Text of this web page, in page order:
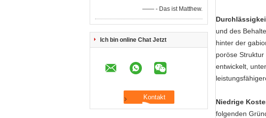
—— - Das ist Matthew.
Ich bin online Chat Jetzt
und des
hinter der
poröse
entwickelt,
Niedrige
folgenden